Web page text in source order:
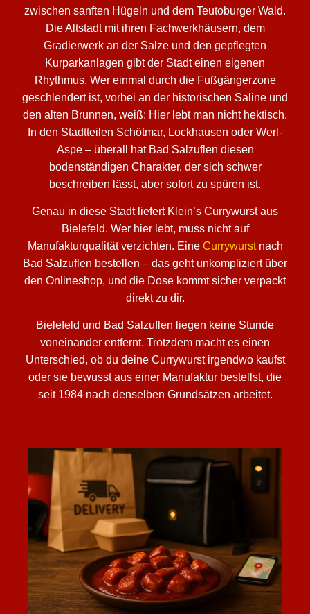
zwischen sanften Hügeln und dem Teutoburger Wald.
Die Altstadt mit ihren Fachwerkhäusern, dem
Gradierwerk an der Salze und den gepflegten
Kurparkanlagen gibt der Stadt einen eigenen
Rhythmus. Wer einmal durch die Fußgängerzone
geschlendert ist, vorbei an der historischen Saline und
den alten Brunnen, weiß: Hier lebt man nicht hektisch.
In den Stadtteilen Schötmar, Lockhausen oder Werl-
Aspe – überall hat Bad Salzuflen diesen
bodenständigen Charakter, der sich schwer
beschreiben lässt, aber sofort zu spüren ist.
Genau in diese Stadt liefert Klein’s Currywurst aus
Bielefeld. Wer hier lebt, muss nicht auf
Manufakturqualität verzichten. Eine Currywurstnach
Bad Salzuflen bestellen – das geht unkompliziert über
den Onlineshop, und die Dose kommt sicher verpackt
direkt zu dir.
Bielefeld und Bad Salzuflen liegen keine Stunde
voneinander entfernt. Trotzdem macht es einen
Unterschied, ob du deine Currywurst irgendwo kaufst
oder sie bewusst aus einer Manufaktur bestellst, die
seit 1984 nach denselben Grundsätzen arbeitet.